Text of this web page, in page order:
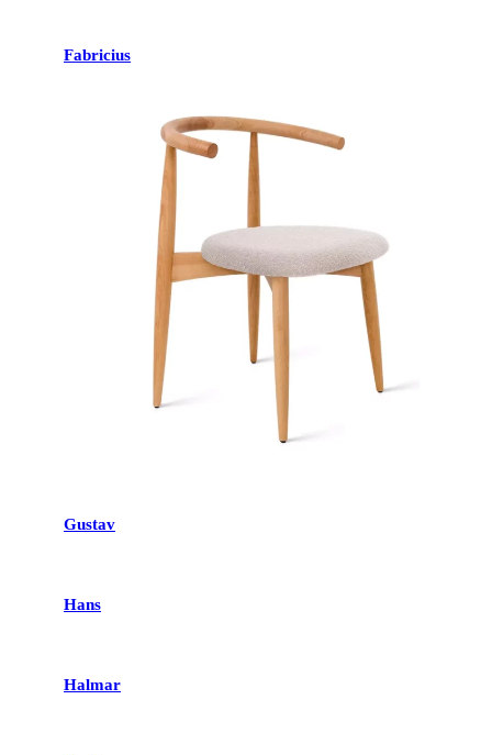
Fabricius
Gustav
Hans
Halmar